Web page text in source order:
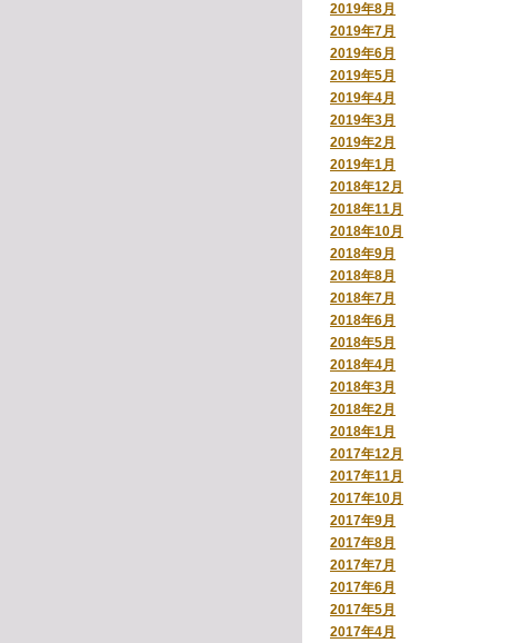
2019年8月
2019年7月
2019年6月
2019年5月
2019年4月
2019年3月
2019年2月
2019年1月
2018年12月
2018年11月
2018年10月
2018年9月
2018年8月
2018年7月
2018年6月
2018年5月
2018年4月
2018年3月
2018年2月
2018年1月
2017年12月
2017年11月
2017年10月
2017年9月
2017年8月
2017年7月
2017年6月
2017年5月
2017年4月